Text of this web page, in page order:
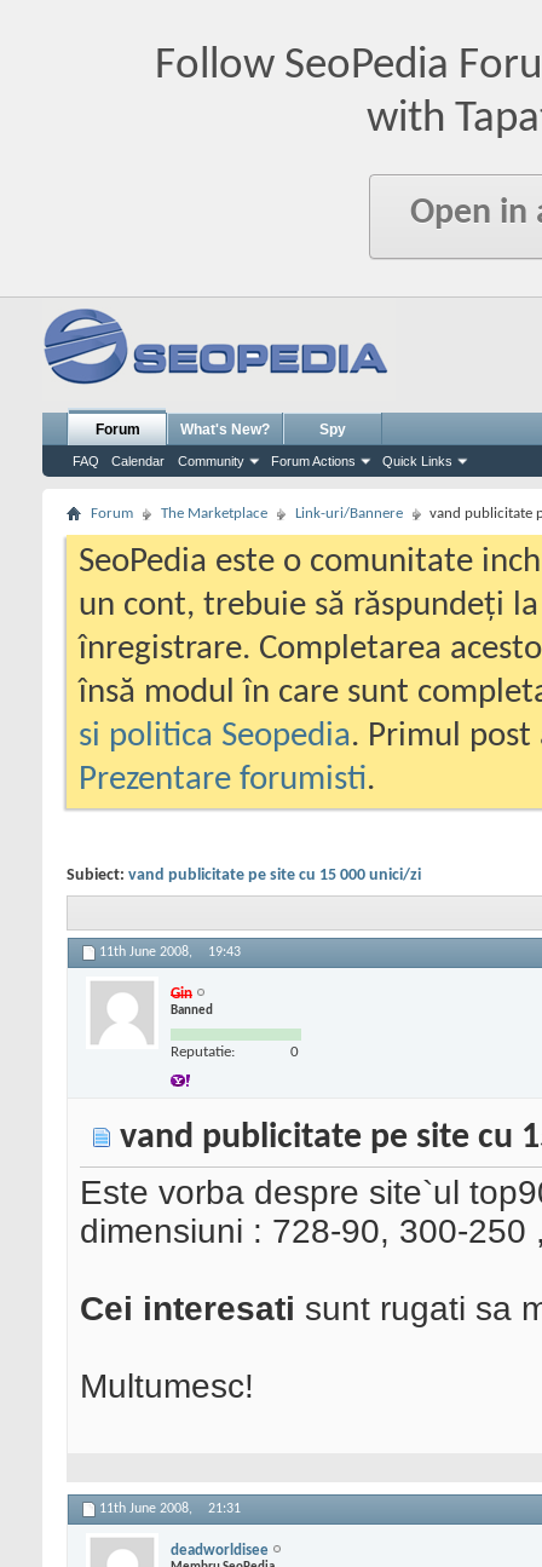
Follow SeoPedia
with
Open in
Forum
FAQ Calendar Community Forum Actions Quick Links
What's New? Spy
Forum The Marketplace Link-uri/Bannere vand publicitate
SeoPedia este o comunitate
un cont, trebuie să răspundeți
înregistrare. Completarea
însă modul în care sunt
si politica Seopedia. Primul
Prezentare forumisti.
Subiect: vand publicitate pe site cu 15 000 unici/zi
11th June 2008, 19:43
Gin
Banned
Reputatie: 0
vand publicitate pe site cu
Este vorba despre site`ul
dimensiuni : 728-90, 300-250
Cei interesati sunt rugati sa
Multumesc!
11th June 2008, 21:31
deadworldisee